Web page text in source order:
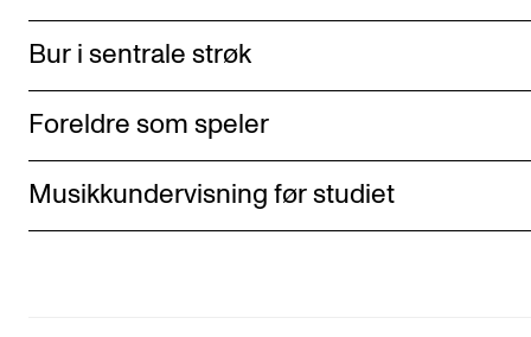
Bur i sentrale strøk
Foreldre som speler
Musikkundervisning før studiet